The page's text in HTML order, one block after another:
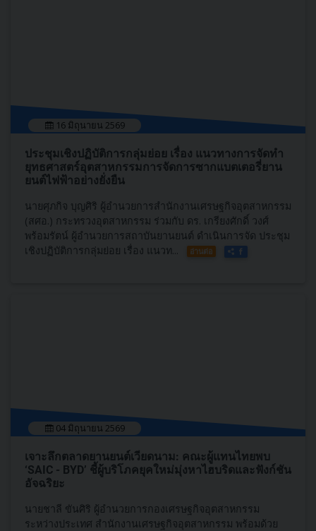
16 มิถุนายน 2569
ประชุมเชิงปฏิบัติการกลุ่มย่อย เรื่อง แนวทางการจัดทำ
ยุทธศาสตร์อุตสาหกรรมการจัดการซากแบตเตอรี่ยาน
ยนต์ไฟฟ้าอย่างยั่งยืน
นายศุภกิจ บุญศิริ ผู้อำนวยการสำนักงานเศรษฐกิจอุตสาหกรรม
(สศอ.) กระทรวงอุตสาหกรรม ร่วมกับ ดร. เกรียงศักดิ์ วงศ์
พร้อมรัตน์ ผู้อำนวยการสถาบันยานยนต์ ดำเนินการจัด ประชุม
เชิงปฏิบัติการกลุ่มย่อย เรื่อง แนวท...
อ่านต่อ
04 มิถุนายน 2569
เจาะลึกตลาดยานยนต์เวียดนาม: คณะผู้แทนไทยพบ
‘SAIC - BYD’ ชี้ผู้บริโภคยุคใหม่มุ่งหาไฮบริดและฟังก์ชัน
อัจฉริยะ
นายชาลี ขันศิริ ผู้อำนวยการกองเศรษฐกิจอุตสาหกรรม
ระหว่างประเทศ สำนักงานเศรษฐกิจอุตสาหกรรม พร้อมด้วย